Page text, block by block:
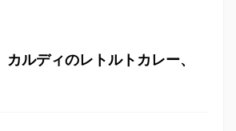
カルディのレトルトカレー、